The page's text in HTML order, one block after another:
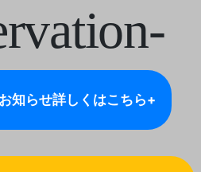
知らせ詳しくはこちら+